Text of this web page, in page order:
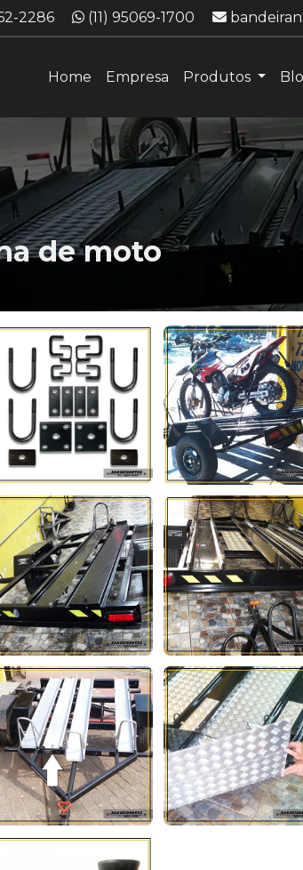
2286 WhatsApp:
(11) 95069-1700 E-mail:
Home Empresa Produtos
de moto